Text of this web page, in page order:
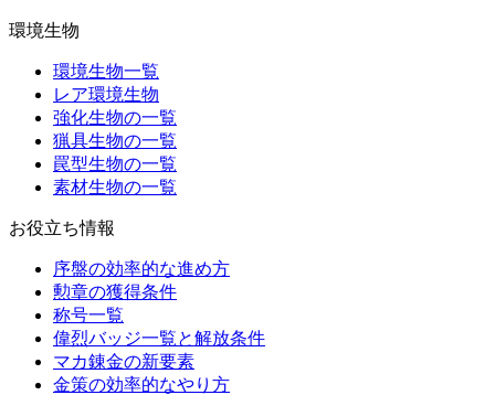
環境生物
環境生物一覧
レア環境生物
強化生物の一覧
猟具生物の一覧
罠型生物の一覧
素材生物の一覧
お役立ち情報
序盤の効率的な進め方
勲章の獲得条件
称号一覧
偉烈バッジ一覧と解放条件
マカ錬金の新要素
金策の効率的なやり方